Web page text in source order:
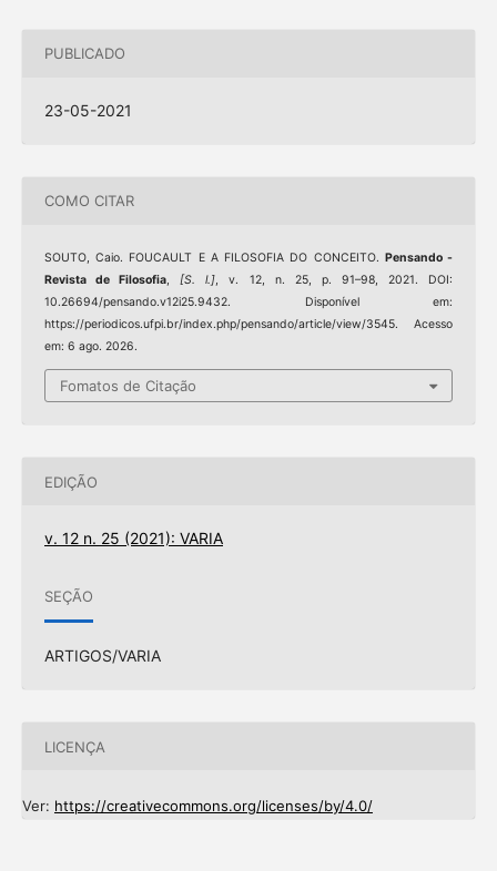
PUBLICADO
23-05-2021
COMO CITAR
SOUTO, Caio. FOUCAULT E A FILOSOFIA DO CONCEITO. Pensando -
Revista de Filosofia
[S. l.] , v. 12, n. 25, p. 91–98, 2021. DOI:
10.26694/pensando.v12i25.9432. Disponível em:
https://periodicos.ufpi.br/index.php/pensando/article/view/3545. Acesso
em: 6 ago. 2026.
Fomatos de Citação
EDIÇÃO
v. 12 n. 25 (2021): VARIA
SEÇÃO
ARTIGOS/VARIA
LICENÇA
Ver: https://creativecommons.org/licenses/by/4.0/